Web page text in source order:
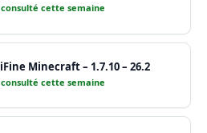
consulté cette semaine
Minecraft – 1.7.10 – 26.2
consulté cette semaine